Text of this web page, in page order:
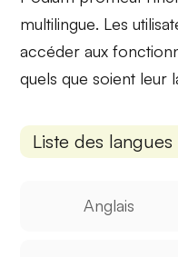
multilingue. Les
accéder aux
quels que soient leur
Liste des
Anglais